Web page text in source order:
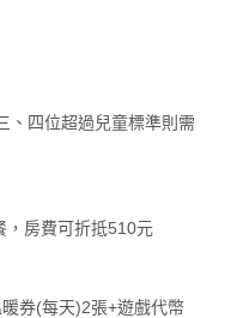
、四位超過兒童標準則需
，房費可折抵510元
券(每天)2張+遊戲代幣